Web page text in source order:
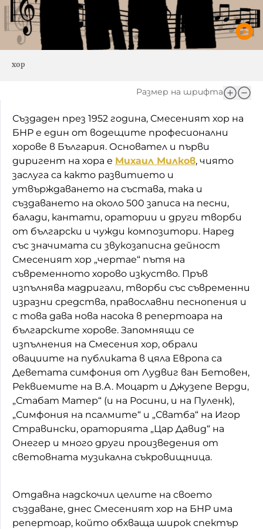
хор
Размер на шрифта
Създаден през 1952 година, Смесеният хор на
БНР е един от водещите професионални
хорове в България. Основател и първи
диригент на хора е Михаил Милков, чиято
заслуга са както развитието и
утвърждаването на състава, така и
създаването на около 500 записа на песни,
балади, кантати, оратории и други творби
от български и чужди композитори. Наред
със значимата си звукозаписна дейност
Смесеният хор „чертае“ пътя на
съвременното хорово изкуство. Пръв
изпълнява мадригали, творби със съвременни
изразни средства, православни песнопения и
с това дава нова насока в репертоара на
българските хорове. Запомнящи се
изпълнения на Смесения хор, обрали
овациите на публиката в цяла Европа са
Деветата симфония от Лудвиг ван Бетовен,
Реквиемите на В.А. Моцарт и Джузепе Верди,
„Стабат Матер“ (и на Росини, и на Пуленк),
„Симфония на псалмите“ и „Сватба“ на Игор
Стравински, ораторията „Цар Давид“ на
Онегер и много други произведения от
световната музикална съкровищница.
Отдавна надскочил целите на своето
създаване, днес Смесеният хор на БНР има
репертоар, който обхваща широк спектър